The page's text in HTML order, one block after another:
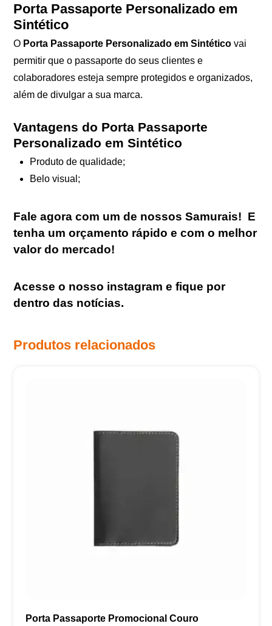
Porta Passaporte Personalizado em
Sintético
O Porta Passaporte Personalizado em Sintéticovai
permitir que o passaporte do seus clientes e
colaboradores esteja sempre protegidos e organizados,
além de divulgar a sua marca.
Vantagens do Porta Passaporte
Personalizado em Sintético
Produto de qualidade;
Belo visual;
Fale agora com um de nossos Samurais! E
tenha um orçamento rápido e com o melhor
valor do mercado!
Acesse o nosso instagram e fique por
dentro das notícias.
Produtos relacionados
Porta Passaporte Promocional Couro